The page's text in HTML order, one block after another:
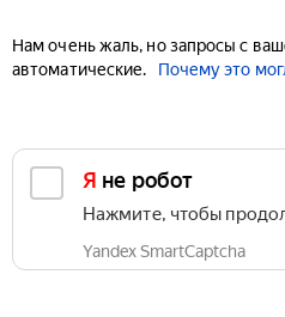
Нам очень жаль, но запросы с
автоматические.
Почему это
Я не робот
Нажмите, чтобы
Yandex SmartCaptcha